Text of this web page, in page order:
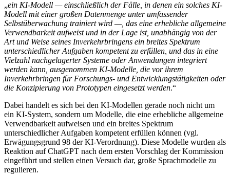
„ein KI-Modell — einschließlich der Fälle, in denen ein solches KI-
Modell mit einer großen Datenmenge unter umfassender
Selbstüberwachung trainiert wird —, das eine erhebliche allgemeine
Verwendbarkeit aufweist und in der Lage ist, unabhängig von der
Art und Weise seines Inverkehrbringens ein breites Spektrum
unterschiedlicher Aufgaben kompetent zu erfüllen, und das in eine
Vielzahl nachgelagerter Systeme oder Anwendungen integriert
werden kann, ausgenommen KI-Modelle, die vor ihrem
Inverkehrbringen für Forschungs- und Entwicklungstätigkeiten oder
die Konzipierung von Prototypen eingesetzt werden.“
Dabei handelt es sich bei den KI-Modellen gerade noch nicht um
ein KI-System, sondern um Modelle, die eine erhebliche allgemeine
Verwendbarkeit aufweisen und ein breites Spektrum
unterschiedlicher Aufgaben kompetent erfüllen können (vgl.
Erwägungsgrund 98 der KI-Verordnung). Diese Modelle wurden als
Reaktion auf ChatGPT nach dem ersten Vorschlag der Kommission
eingeführt und stellen einen Versuch dar, große Sprachmodelle zu
regulieren.